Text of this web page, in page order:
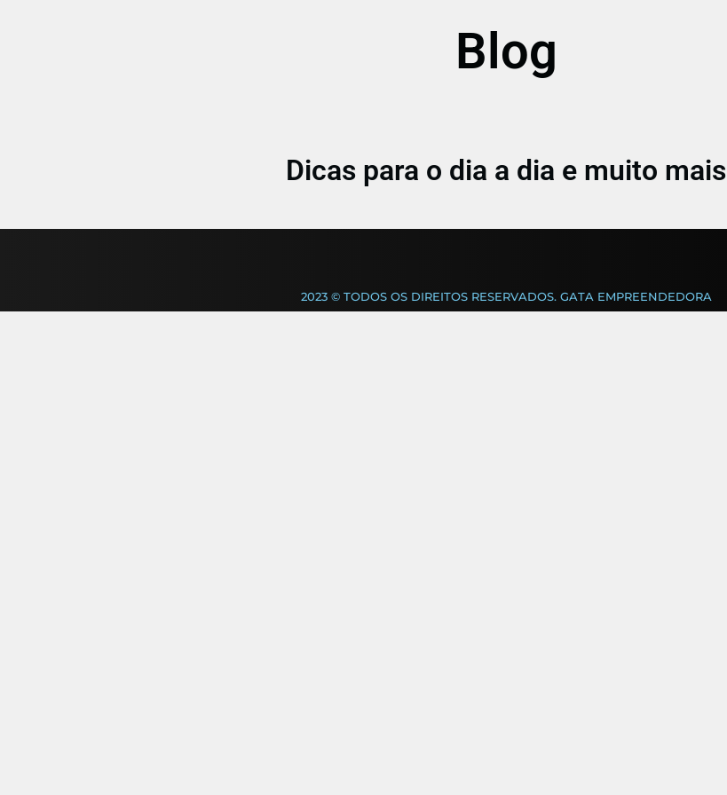
Blog
Dicas para o dia a dia e muito mais
2023 © TODOS OS DIREITOS RESERVADOS. GATA EMPREENDEDORA